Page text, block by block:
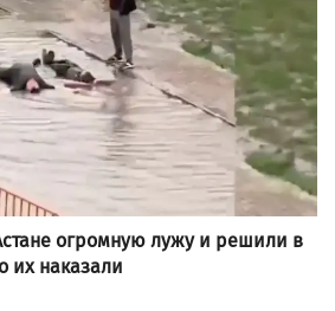
огромную лужу и решили в
их наказали